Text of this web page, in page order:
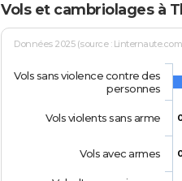
Vols et cambriolages à
Données 2025 (source :
Vols sans violence contre des
personnes
Vols violents sans arme
Vols avec armes